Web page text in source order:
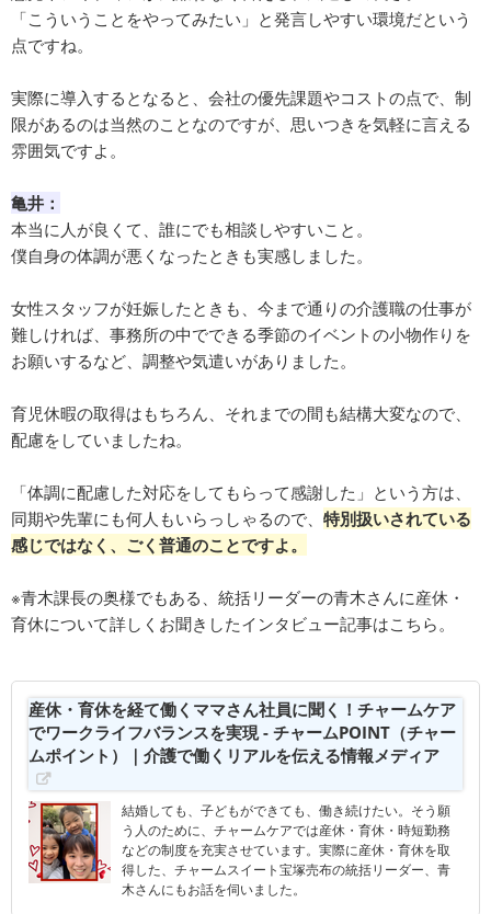
「こういうことをやってみたい」と発言しやすい環境だという
点ですね。
実際に導入するとなると、会社の優先課題やコストの点で、制
限があるのは当然のことなのですが、思いつきを気軽に言える
雰囲気ですよ。
亀井：
本当に人が良くて、誰にでも相談しやすいこと。
僕自身の体調が悪くなったときも実感しました。
女性スタッフが妊娠したときも、今まで通りの介護職の仕事が
難しければ、事務所の中でできる季節のイベントの小物作りを
お願いするなど、調整や気遣いがありました。
育児休暇の取得はもちろん、それまでの間も結構大変なので、
配慮をしていましたね。
「体調に配慮した対応をしてもらって感謝した」という方は、
同期や先輩にも何人もいらっしゃるので、 特別扱いされている
感じではなく、ごく普通のことですよ。
※青木課長の奥様でもある、統括リーダーの青木さんに産休・
育休について詳しくお聞きしたインタビュー記事はこちら。
産休・育休を経て働くママさん社員に聞く！チャームケア
でワークライフバランスを実現 - チャームPOINT（チャー
ムポイント）｜介護で働くリアルを伝える情報メディア
結婚しても、子どもができても、働き続けたい。そう願
う人のために、チャームケアでは産休・育休・時短勤務
などの制度を充実させています。実際に産休・育休を取
得した、チャームスイート宝塚売布の統括リーダー、青
木さんにもお話を伺いました。